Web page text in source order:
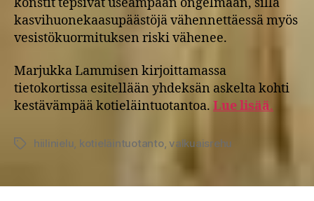
kasvihuonekaasupäästöjä vähennettäessä myös
vesistökuormituksen riski vähenee.
Marjukka Lammisen kirjoittamassa
tietokortissa esitellään yhdeksän askelta kohti
kestävämpää kotieläintuotantoa. Lue lisää.
Avainsanat
hiilinielu, kotieläintuotanto,valkuaisrehu